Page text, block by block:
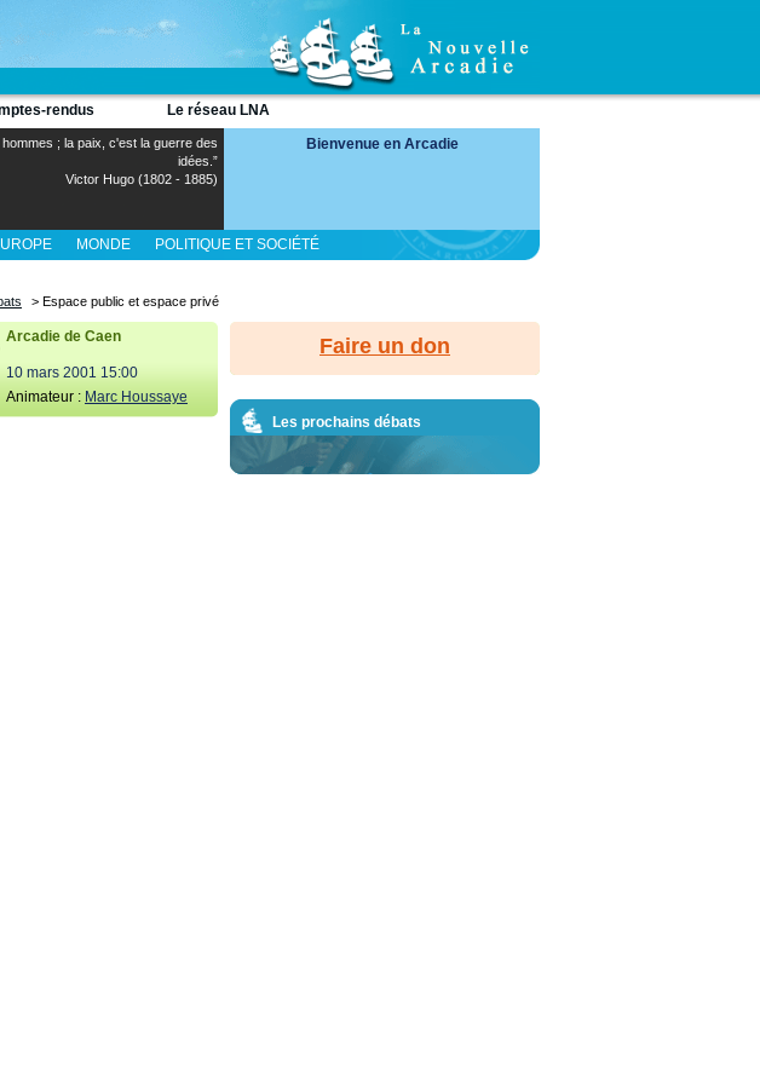
rendus Le réseau LNA
; la paix, c'est la guerre des
idées.”
Victor Hugo (1802 - 1885)
Bienvenue en Arcadie
MONDE
POLITIQUE ET SOCIÉTÉ
> Espace public et espace privé
Arcadie de Caen
10 mars 2001 15:00
Animateur : Marc Houssaye
Faire un don
Les prochains débats